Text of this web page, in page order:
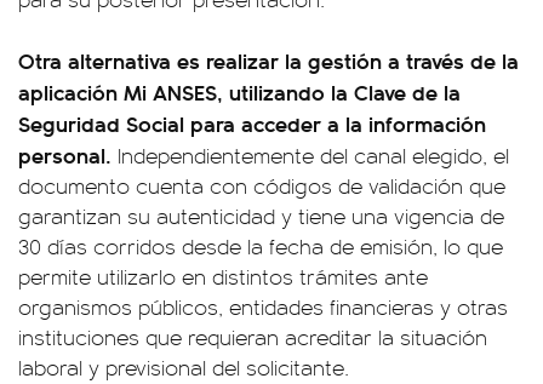
Otra alternativa es realizar la gestión a través de la
aplicación Mi ANSES, utilizando la Clave de la
Seguridad Social para acceder a la información
personal. Independientemente del canal elegido, el
documento cuenta con códigos de validación que
garantizan su autenticidad y tiene una vigencia de
30 días corridos desde la fecha de emisión, lo que
permite utilizarlo en distintos trámites ante
organismos públicos, entidades financieras y otras
instituciones que requieran acreditar la situación
laboral y previsional del solicitante.